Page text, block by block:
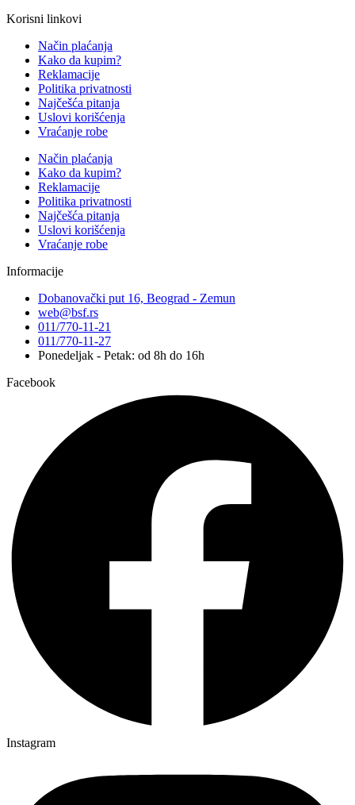
Korisni linkovi
Način plaćanja
Kako da kupim?
Reklamacije
Politika privatnosti
Najčešća pitanja
Uslovi korišćenja
Vraćanje robe
Način plaćanja
Kako da kupim?
Reklamacije
Politika privatnosti
Najčešća pitanja
Uslovi korišćenja
Vraćanje robe
Informacije
Dobanovački put 16, Beograd - Zemun
web@bsf.rs
011/770-11-21
011/770-11-27
Ponedeljak - Petak: od 8h do 16h
Facebook
Instagram